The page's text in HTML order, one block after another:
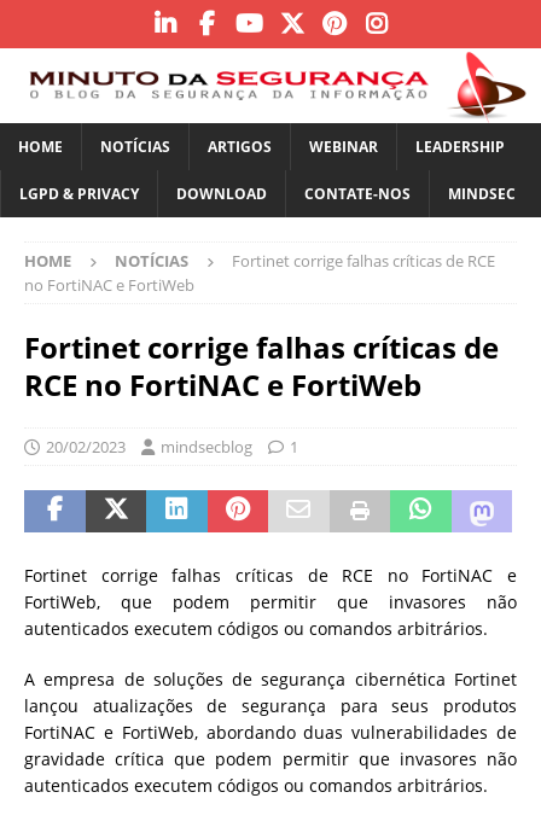
HOME NOTÍCIAS ARTIGOS WEBINAR LEADERSHIP
LGPD & PRIVACY DOWNLOAD CONTATE-NOS MINDSEC
HOME NOTÍCIAS
Fortinet corrige falhas críticas de RCE
no FortiNAC e FortiWeb
Fortinet corrige falhas críticas de
RCE no FortiNAC e FortiWeb
20/02/2023 mindsecblog 1
Fortinet corrige falhas críticas de RCE no FortiNAC e
FortiWeb, que podem permitir que invasores não
autenticados executem códigos ou comandos arbitrários.
A empresa de soluções de segurança cibernética Fortinet
lançou atualizações de segurança para seus produtos
FortiNAC e FortiWeb, abordando duas vulnerabilidades de
gravidade crítica que podem permitir que invasores não
autenticados executem códigos ou comandos arbitrários.